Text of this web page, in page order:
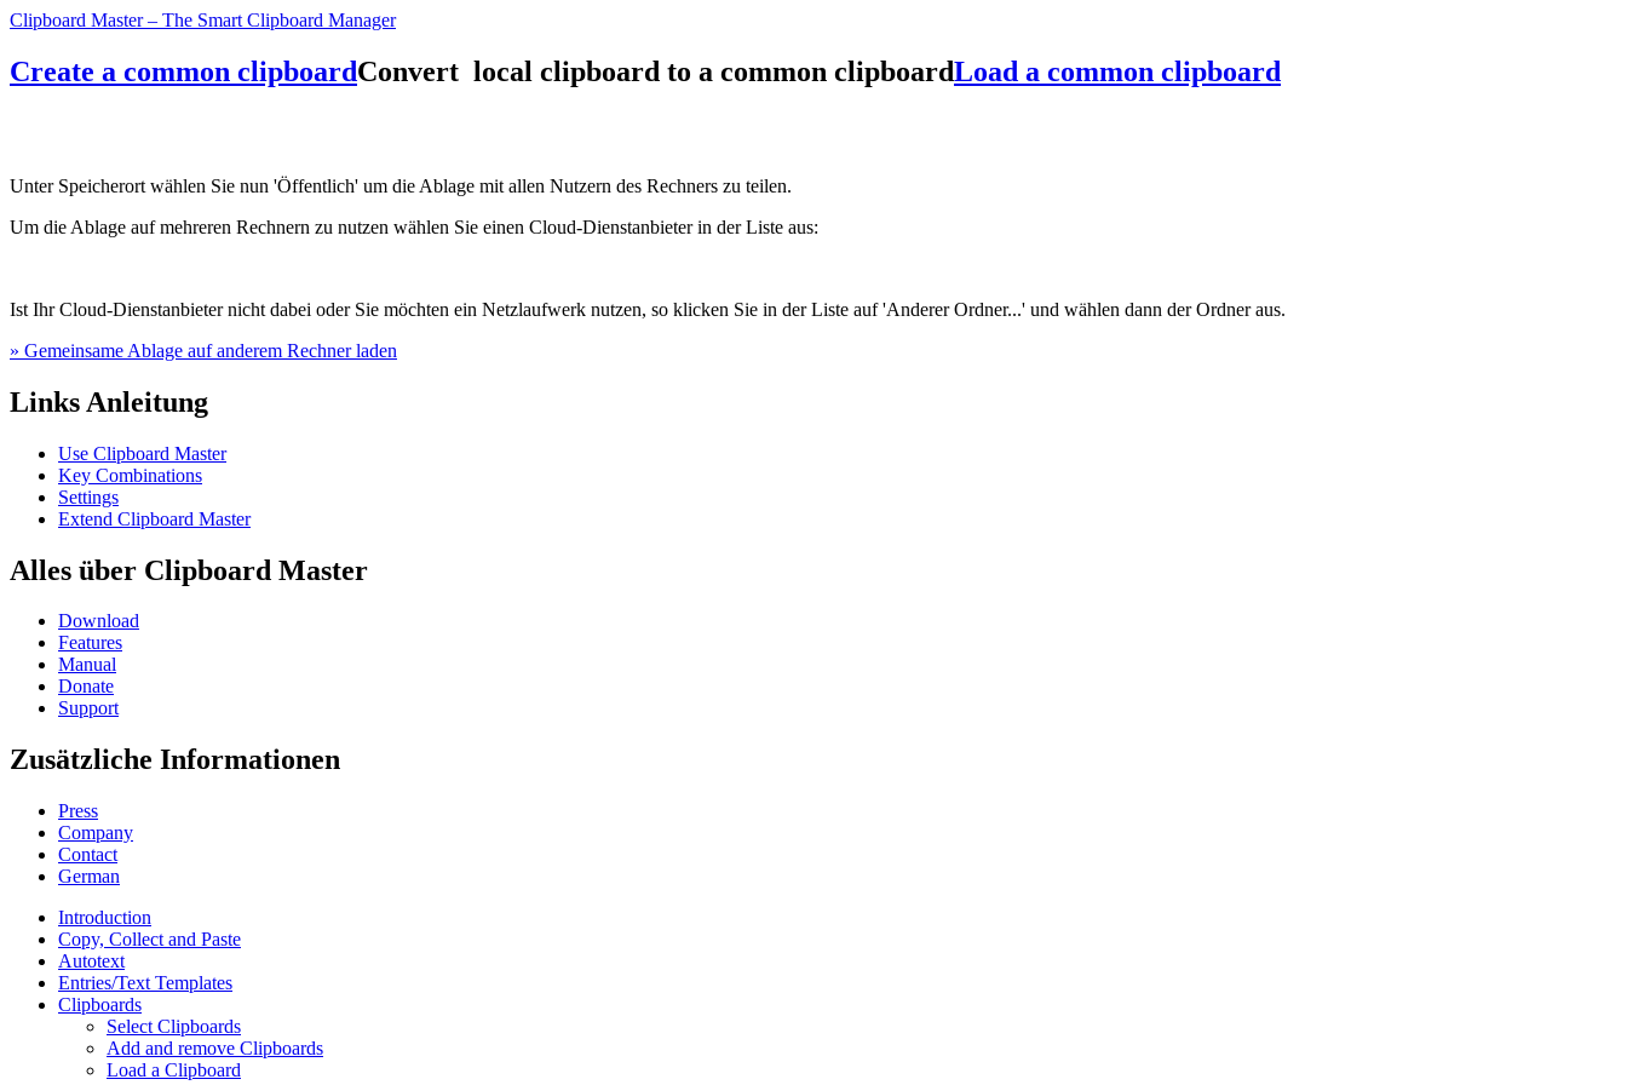
Clipboard Master – The Smart Clipboard Manager
Create a common clipboardConvert local clipboard to a common clipboardLoad a common clipboard
Unter Speicherort wählen Sie nun 'Öffentlich' um die Ablage mit allen Nutzern des Rechners zu teilen.
Um die Ablage auf mehreren Rechnern zu nutzen wählen Sie einen Cloud-Dienstanbieter in der Liste aus:
Ist Ihr Cloud-Dienstanbieter nicht dabei oder Sie möchten ein Netzlaufwerk nutzen, so klicken Sie in der Liste auf 'Anderer Ordner...' und wählen dann der Ordner aus.
» Gemeinsame Ablage auf anderem Rechner laden
Links Anleitung
Use Clipboard Master
Key Combinations
Settings
Extend Clipboard Master
Alles über Clipboard Master
Download
Features
Manual
Donate
Support
Zusätzliche Informationen
Press
Company
Contact
German
Introduction
Copy, Collect and Paste
Autotext
Entries/Text Templates
Clipboards
Select Clipboards
Add and remove Clipboards
Load a Clipboard